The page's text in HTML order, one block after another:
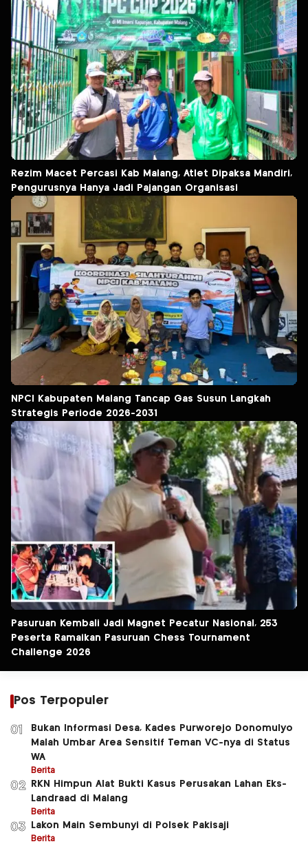
Rezim Macet Percasi Kab Malang, Atlet Dipaksa Mandiri,
Pengurusnya Hanya Jadi Pajangan Organisasi
NPCI Kabupaten Malang Tancap Gas Susun Langkah
Strategis Periode 2026-2031
Pasuruan Kembali Jadi Magnet Pecatur Nasional, 253
Peserta Ramaikan Pasuruan Chess Tournament
Challenge 2026
Pos Terpopuler
01
Bukan Informasi Desa, Kades Purworejo Donomulyo
Malah Umbar Area Sensitif Teman VC-nya di Status
WA
Berita
02
RKN Himpun Alat Bukti Kasus Perusakan Lahan Eks-
Landraad di Malang
Berita
03 Lakon Main Sembunyi di Polsek Pakisaji
Berita